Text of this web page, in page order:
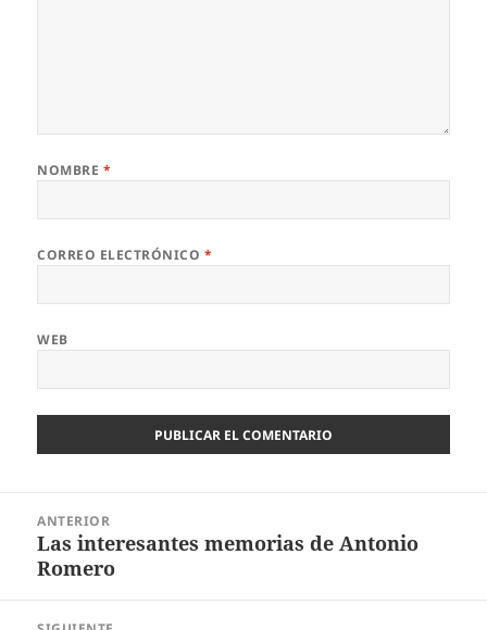
NOMBRE *
CORREO ELECTRÓNICO *
WEB
entradas
ANTERIOR
Entrada
anterior:
Las interesantes memorias de Antonio
Romero